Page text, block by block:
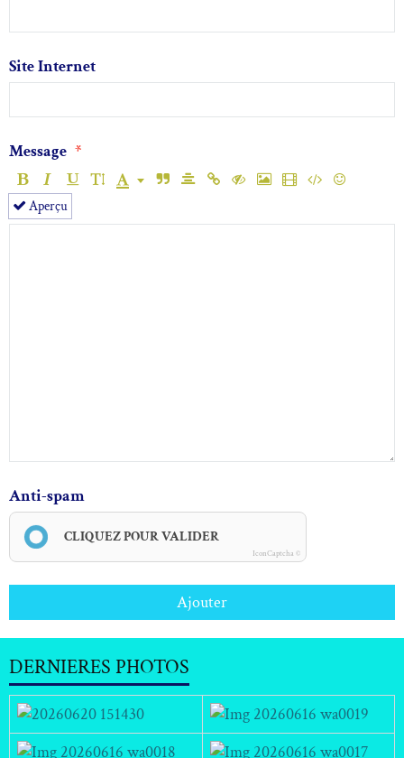
Site Internet
Message
Aperçu
Anti-spam
CLIQUEZ POUR VALIDER
IconCaptcha ©
Ajouter
DERNIERES PHOTOS